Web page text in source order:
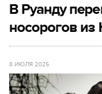
В Руанду
носорогов
8 ИЮЛЯ 2025